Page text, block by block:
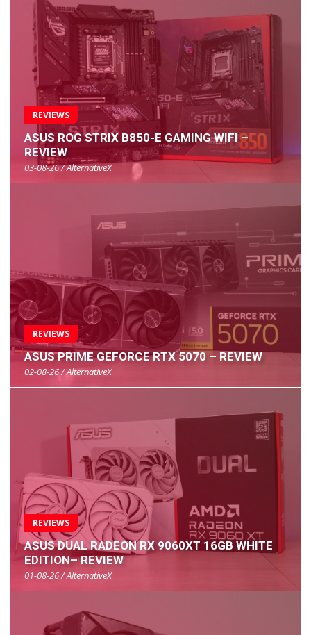
REVIEWS
ASUS ROG STRIX B850-E GAMING WIFI –
REVIEW
03-08-26 / AlternativeX
REVIEWS
ASUS PRIME GEFORCE RTX 5070 – REVIEW
02-08-26 / AlternativeX
REVIEWS
ASUS DUAL RADEON RX 9060XT 16GB WHITE
EDITION– REVIEW
01-08-26 / AlternativeX